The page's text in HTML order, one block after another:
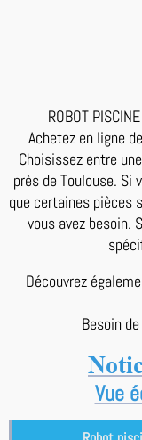
ROBOT
Achetez en ligne
Choisissez entre
près de Toulouse. Si
que certaines pièces
vous avez besoin.
Découvrez
Besoin
Vue